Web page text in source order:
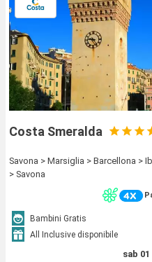
Costa Smeralda
Savona > Marsiglia > Barcellona >
> Savona
Bambini Gratis
All Inclusive disponibile
sab